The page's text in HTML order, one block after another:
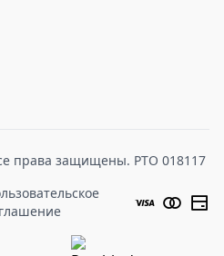
права защищены. РТО 018117